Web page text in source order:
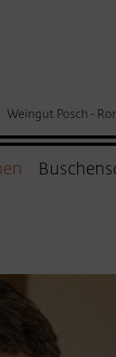
Weingut Posch -